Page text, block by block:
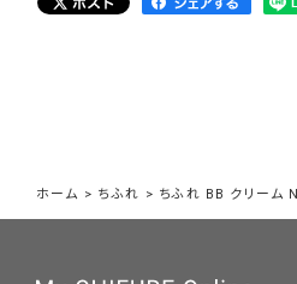
ホーム > ちふれ > ちふれ BB クリーム N